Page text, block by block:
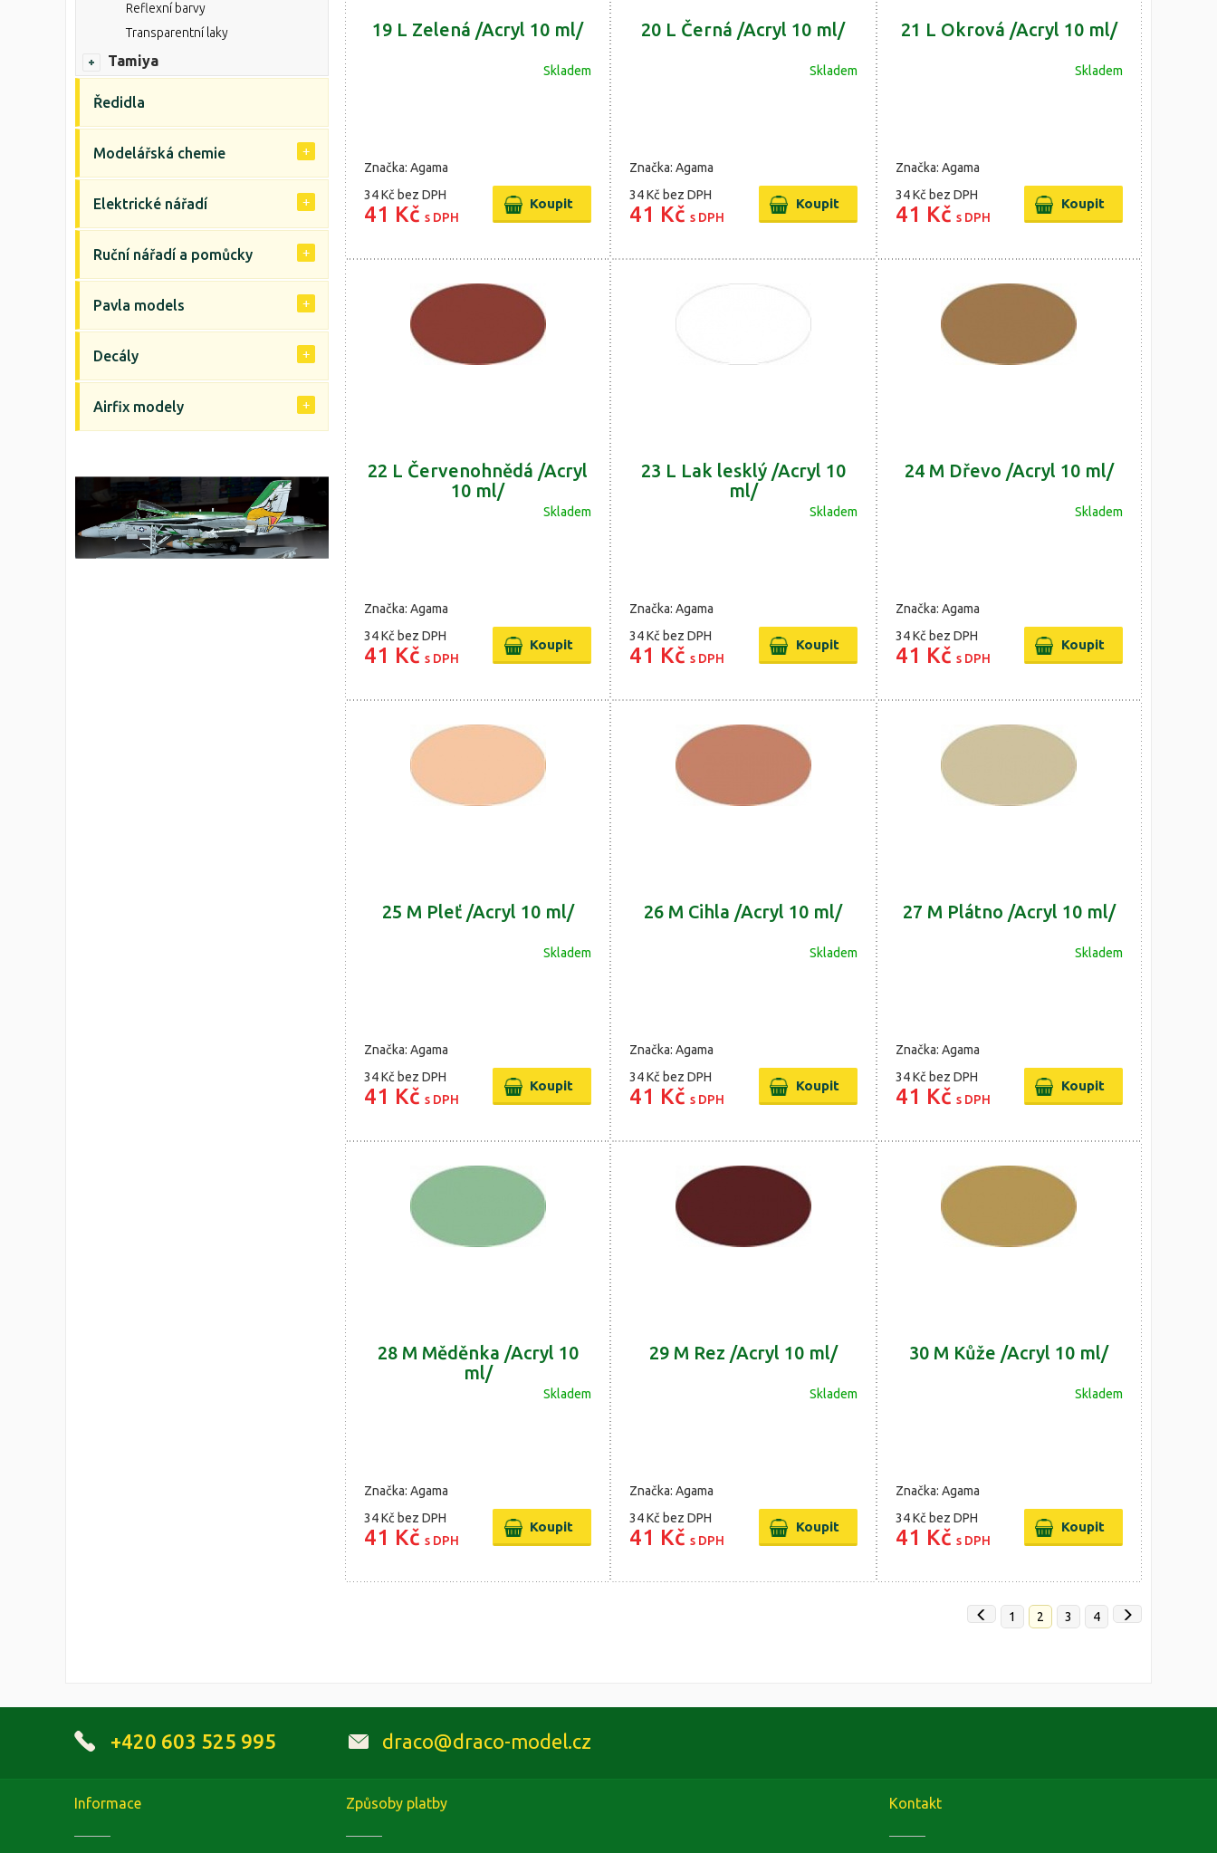
19 L Zelená /Acryl 10 ml/
Skladem
Značka: Agama
34 Kč bez DPH
41 Kč s DPH
20 L Černá /Acryl 10 ml/
Skladem
Značka: Agama
34 Kč bez DPH
41 Kčs DPH
21 L Okrová /Acryl 10 ml/
Skladem
Značka: Agama
34 Kč bez DPH
41 Kč s DPH
22 L Červenohnědá /Acryl
10 ml/
Skladem
Značka: Agama
34 Kč bez DPH
41 Kč s DPH
23 L Lak lesklý /Acryl 10
ml/
Skladem
Značka: Agama
34 Kč bez DPH
41 Kčs DPH
24 M Dřevo /Acryl 10 ml/
Skladem
Značka: Agama
34 Kč bez DPH
41 Kč s DPH
25 M Pleť /Acryl 10 ml/
Skladem
Značka: Agama
34 Kč bez DPH
41 Kč s DPH
26 M Cihla /Acryl 10 ml/
Skladem
Značka: Agama
34 Kč bez DPH
41 Kčs DPH
27 M Plátno /Acryl 10 ml/
Skladem
Značka: Agama
34 Kč bez DPH
41 Kč s DPH
28 M Měděnka /Acryl 10
ml/
Skladem
Značka: Agama
34 Kč bez DPH
41 Kč s DPH
29 M Rez /Acryl 10 ml/
Skladem
Značka: Agama
34 Kč bez DPH
41 Kčs DPH
30 M Kůže /Acryl 10 ml/
Skladem
Značka: Agama
34 Kč bez DPH
41 Kč s DPH
1 2 3 4
Reflexní barvy
Transparentní laky
Tamiya
Ředidla
Modelářská chemie
Elektrické nářadí
Ruční nářadí a pomůcky
Pavla models
Decály
Airfix modely
+420 603 525 995 draco@draco-model.cz
Informace Způsoby platby Kontakt